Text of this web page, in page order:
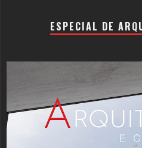
ESPECIAL DE